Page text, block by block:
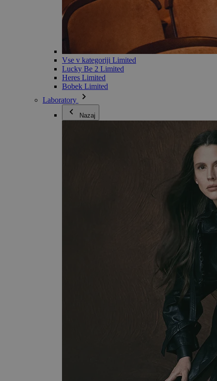
Vse v kategoriji Limited
Lucky Be 2 Limited
Heres Limited
Bobek Limited
Laboratory
Nazaj